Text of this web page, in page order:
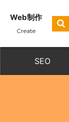
Web制作
Create
SEO